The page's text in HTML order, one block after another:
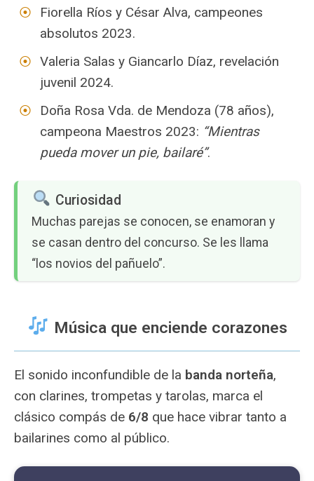
Fiorella Ríos y César Alva, campeones
absolutos 2023.
Valeria Salas y Giancarlo Díaz, revelación
juvenil 2024.
Doña Rosa Vda. de Mendoza (78 años),
campeona Maestros 2023: “Mientras
pueda mover un pie, bailaré”.
Curiosidad
Muchas parejas se conocen, se enamoran y
se casan dentro del concurso. Se les llama
“los novios del pañuelo”.
Música que enciende corazones
El sonido inconfundible de la banda norteña,
con clarines, trompetas y tarolas, marca el
clásico compás de 6/8 que hace vibrar tanto a
bailarines como al público.
Reproductor